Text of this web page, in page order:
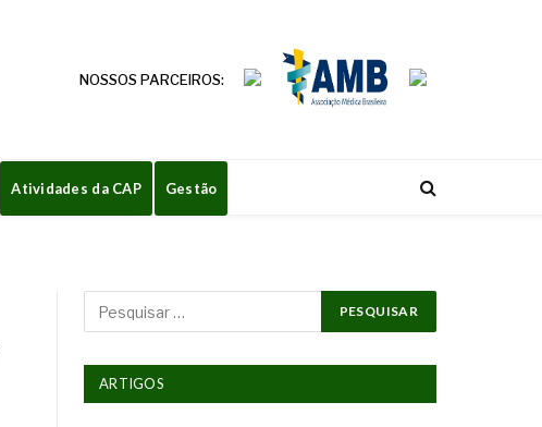
NOSSOS PARCEIROS:
Atividades da CAP Gestão
ARTIGOS